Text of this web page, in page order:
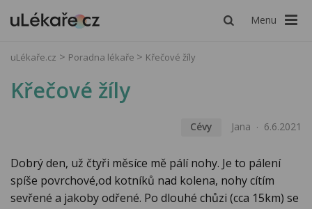
Menu
uLékaře.cz Poradna lékaře Křečové žíly
Křečové žíly
Cévy Jana 6.6.2021
Dobrý den, už čtyři měsíce mě pálí nohy. Je to pálení
spíše povrchové,od kotníků nad kolena, nohy cítím
sevřené a jakoby odřené. Po dlouhé chůzi (cca 15km) se